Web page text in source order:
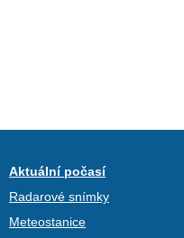
Aktuální počasí
Radarové snímky
Meteostanice